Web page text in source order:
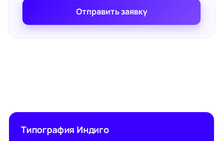
Отправить заявку
Типография Индиго